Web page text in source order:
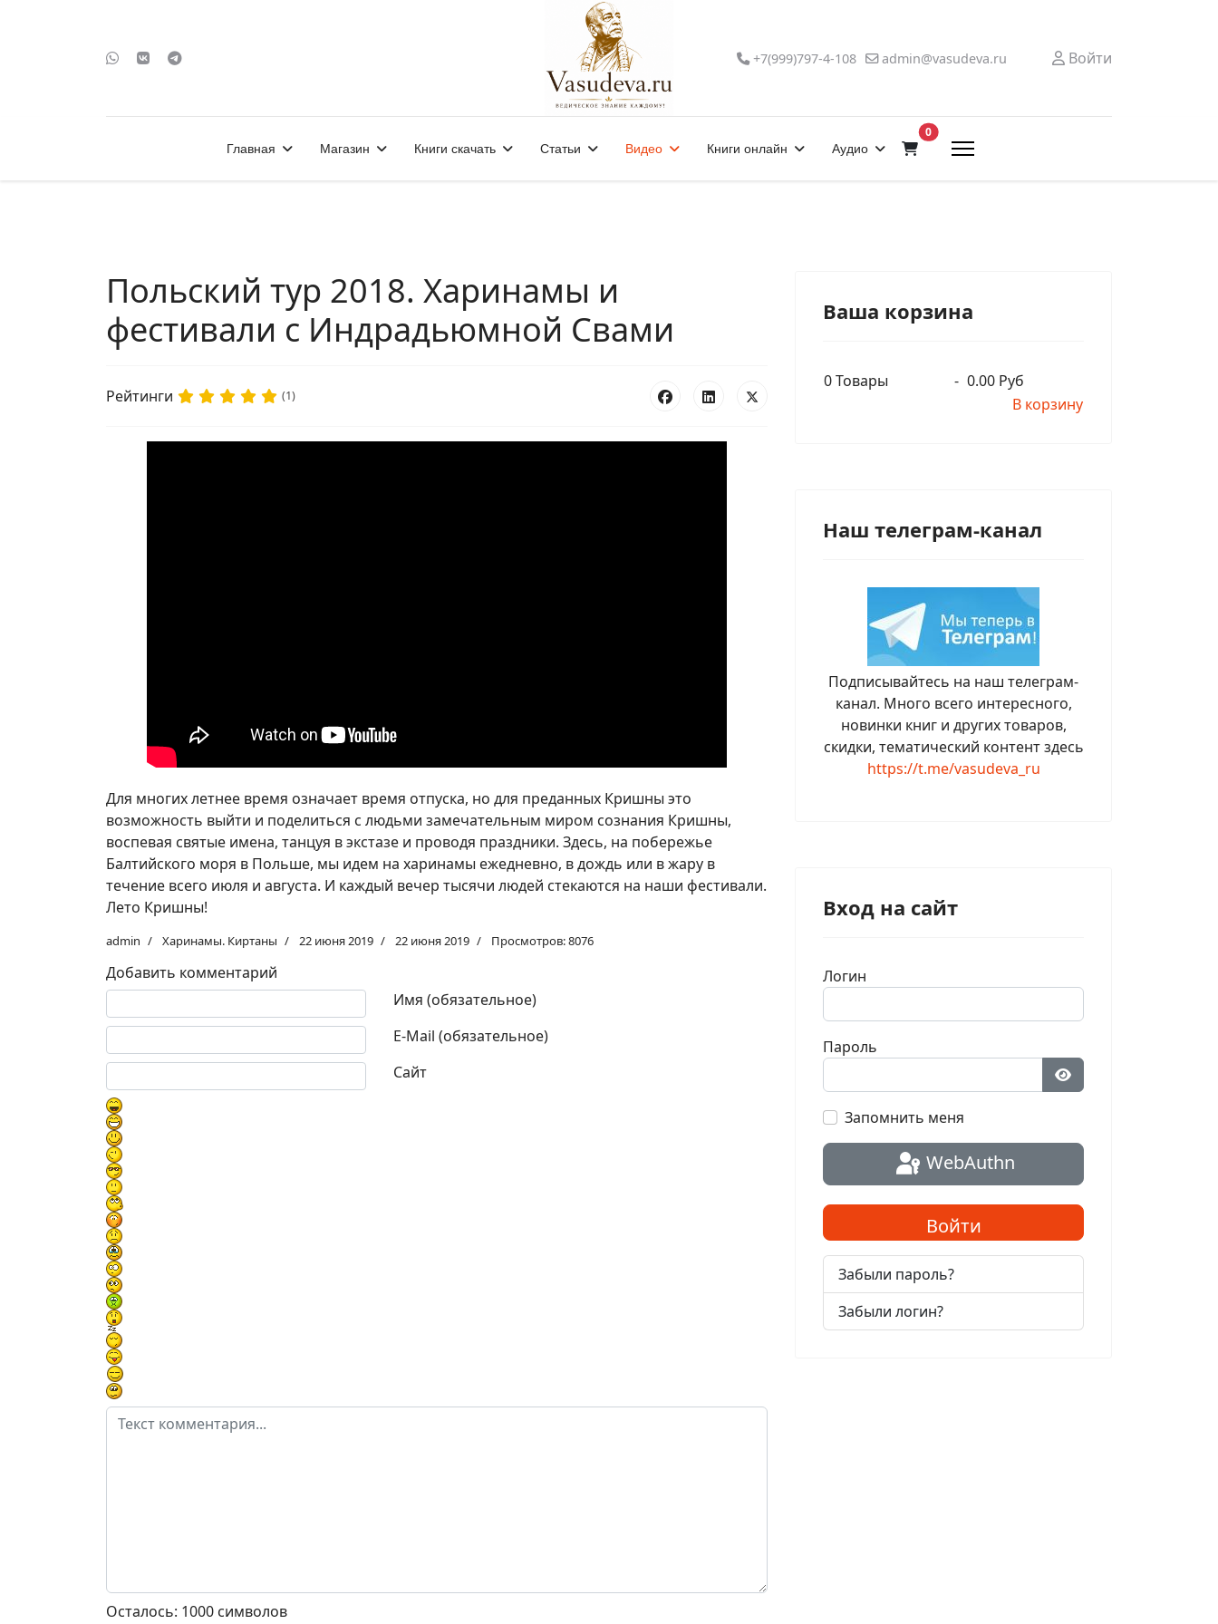
+7(999)797-4-108 admin@vasudeva.ru Войти
Главная Магазин Книги скачать Статьи Видео Книги онлайн Аудио
0В корзину
Польский тур 2018. Харинамы и
фестивали с Индрадьюмной Свами
Рейтинги (1)
Для многих летнее время означает время отпуска, но для преданных Кришны это
возможность выйти и поделиться с людьми замечательным миром сознания Кришны,
воспевая святые имена, танцуя в экстазе и проводя праздники. Здесь, на побережье
Балтийского моря в Польше, мы идем на харинамы ежедневно, в дождь или в жару в
течение всего июля и августа. И каждый вечер тысячи людей стекаются на наши фестивали.
Лето Кришны!
admin Харинамы. Киртаны 22 июня 2019 22 июня 2019 Просмотров: 8076
Добавить комментарий
Имя (обязательное)
E-Mail (обязательное)
Сайт
Текст комментария
Осталось: 1000 символов
Ваша корзина
0Товары - 0.00 Руб
В корзину
Наш телеграм-канал
Подписывайтесь на наш телеграм-
канал. Много всего интересного,
новинки книг и других товаров,
скидки, тематический контент здесь
https://t.me/vasudeva_ru
Вход на сайт
Логин
Пароль
Показать пароль
Запомнить меня
WebAuthn
Войти
Забыли пароль?
Забыли логин?